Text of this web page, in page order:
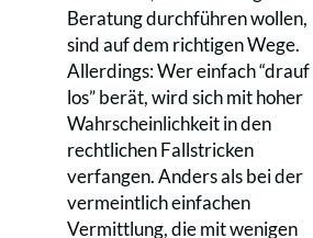
Beratung durchführen wollen,
sind auf dem richtigen Wege.
Allerdings: Wer einfach “drauf
los” berät, wird sich mit hoher
Wahrscheinlichkeit in den
rechtlichen Fallstricken
verfangen. Anders als bei der
vermeintlich einfachen
Vermittlung, die mit wenigen